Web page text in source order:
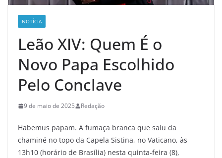
NOTÍCIA
Leão XIV: Quem É o
Novo Papa Escolhido
Pelo Conclave
9 de maio de 2025 Redação
Habemus papam. A fumaça branca que saiu da
chaminé no topo da Capela Sistina, no Vaticano, às
13h10 (horário de Brasília) nesta quinta-feira (8),